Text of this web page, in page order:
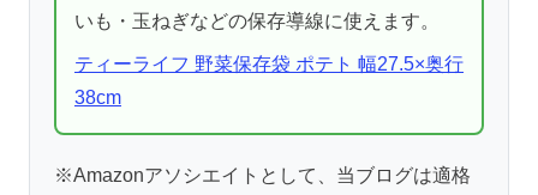
いも・玉ねぎなどの保存導線に使えます。
ティーライフ 野菜保存袋 ポテト 幅27.5×奥行
38cm
※Amazonアソシエイトとして、当ブログは適格